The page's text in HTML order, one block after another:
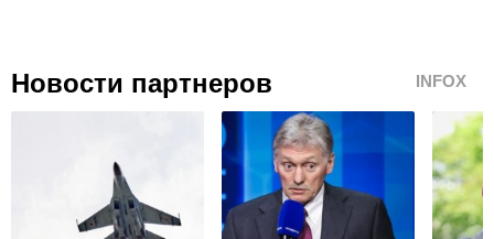
Новости партнеров INFOX